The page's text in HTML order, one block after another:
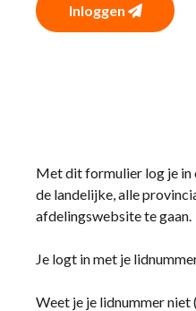
Inloggen
Met dit formulier log je in
de landelijke, alle
afdelingswebsite te gaan.
Je logt in met je
Weet je je lidnummer niet